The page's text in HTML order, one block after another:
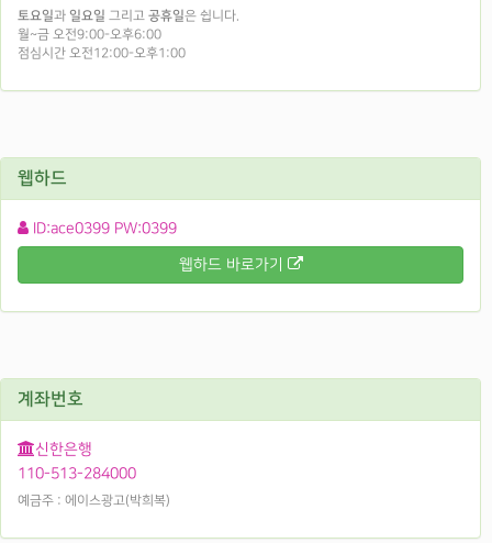
토요일과 일요일 그리고 공휴일은 쉽니다.
월~금 오전9:00-오후6:00
점심시간 오전12:00-오후1:00
웹하드
ID:ace0399 PW:0399
웹하드 바로가기
계좌번호
신한은행
110-513-284000
예금주 : 에이스광고(박희복)